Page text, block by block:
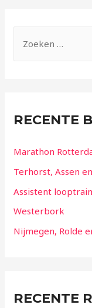
RECENTE
Marathon
Terhorst, Assen
Assistent
Westerbork
Nijmegen, Rolde
RECENTE